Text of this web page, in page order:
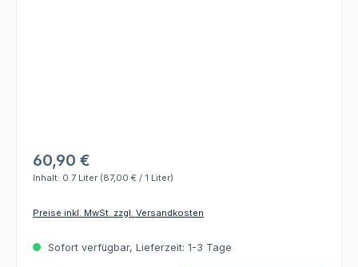
60,90 €
Inhalt: 0.7 Liter (87,00 € / 1 Liter)
Preise inkl. MwSt. zzgl. Versandkosten
Sofort verfügbar, Lieferzeit: 1-3 Tage